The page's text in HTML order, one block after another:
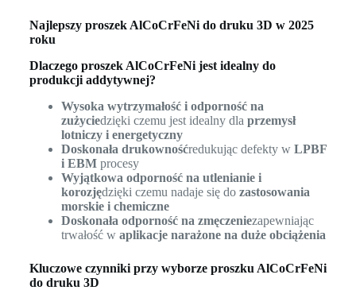
Najlepszy proszek AlCoCrFeNi do druku 3D w 2025
roku
Dlaczego proszek AlCoCrFeNi jest idealny do
produkcji addytywnej?
Wysoka wytrzymałość i odporność na
zużyciedzięki czemu jest idealny dla przemysł
lotniczy i energetyczny
Doskonała drukownośćredukując defekty w LPBF
i EBMprocesy
Wyjątkowa odporność na utlenianie i
korozjędzięki czemu nadaje się do zastosowania
morskie i chemiczne
Doskonała odporność na zmęczeniezapewniając
trwałość w aplikacje narażone na duże obciążenia
Kluczowe czynniki przy wyborze proszku AlCoCrFeNi
do druku 3D